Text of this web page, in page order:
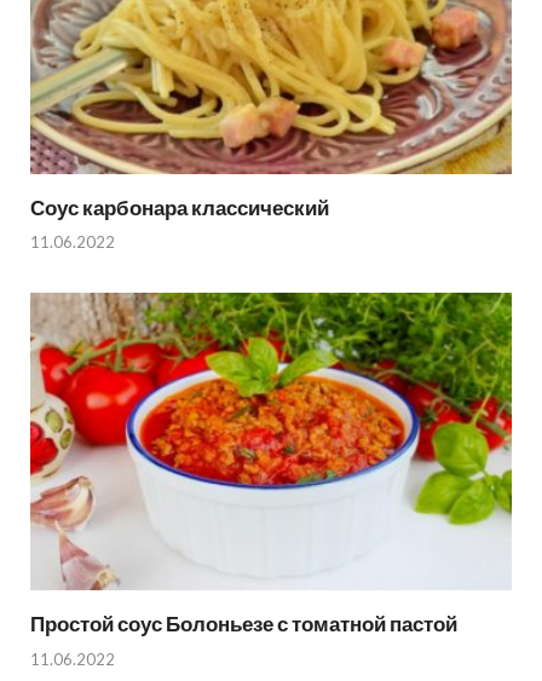
Соус карбонара классический
11.06.2022
Простой соус Болоньезе с томатной пастой
11.06.2022